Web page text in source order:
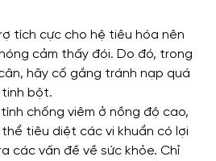
tích cực cho hệ tiêu hóa nên
cảm thấy đói. Do đó, trong
hãy cố gắng tránh nạp quá
tinh bột.
chống viêm ở nồng độ cao,
tiêu diệt các vi khuẩn có lợi
các vấn đề về sức khỏe. Chỉ